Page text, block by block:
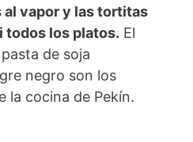
vapor y las tortitas
todos los platos. El
de soja
negro son los
la cocina de Pekín.